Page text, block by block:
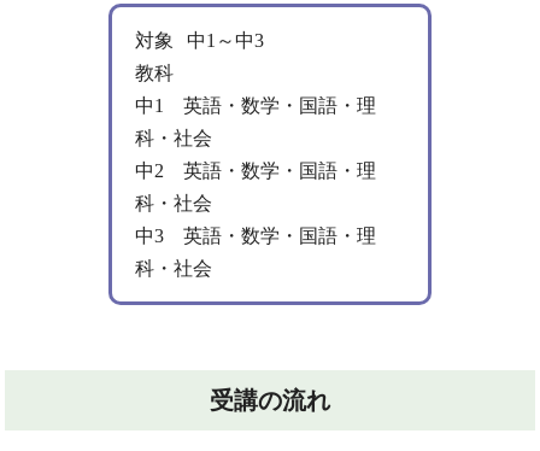
対象
中1～中3
教科
中1 英語・数学・国語・理
科・社会
中2 英語・数学・国語・理
科・社会
中3 英語・数学・国語・理
科・社会
受講の流れ